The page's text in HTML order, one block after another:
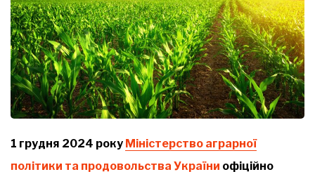
1 грудня 2024 року Міністерство аграрної
політики та продовольства України офіційно